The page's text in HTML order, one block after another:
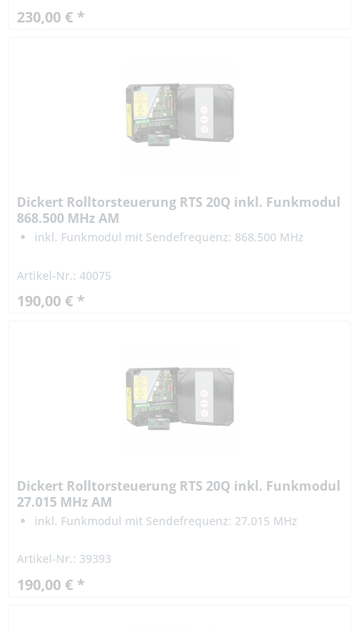
230,00 € *
Dickert Rolltorsteuerung RTS 20Q inkl. Funkmodul
868.500 MHz AM
inkl. Funkmodul mit Sendefrequenz: 868,500 MHz
Artikel-Nr.: 40075
190,00 € *
Dickert Rolltorsteuerung RTS 20Q inkl. Funkmodul
27.015 MHz AM
inkl. Funkmodul mit Sendefrequenz: 27.015 MHz
Artikel-Nr.: 39393
190,00 € *